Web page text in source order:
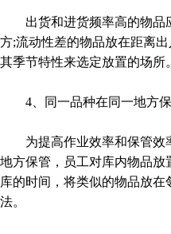
出货和进货频率高的物品
方;流动性差的物品放在距离
其季节特性来选定放置的场所。
4、同一品种在同一地方保
为提高作业效率和保管效
地方保管，员工对库内物品放
库的时间，将类似的物品放
法。